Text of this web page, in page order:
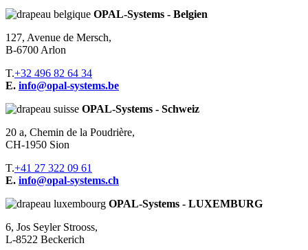
OPAL-Systems - Belgien
127, Avenue de Mersch,
B-6700 Arlon
T.+32 496 82 64 34
E. info@opal-systems.be
OPAL-Systems - Schweiz
20 a, Chemin de la Poudrière,
CH-1950 Sion
T.+41 27 322 09 61
E. info@opal-systems.ch
OPAL-Systems - LUXEMBURG
6, Jos Seyler Strooss,
L-8522 Beckerich